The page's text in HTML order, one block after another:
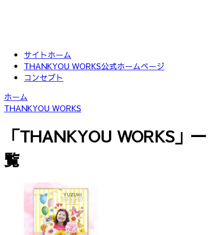
サイトホーム
THANKYOU WORKS公式ホームページ
コンセプト
ホーム
THANKYOU WORKS
「THANKYOU WORKS」 一
覧